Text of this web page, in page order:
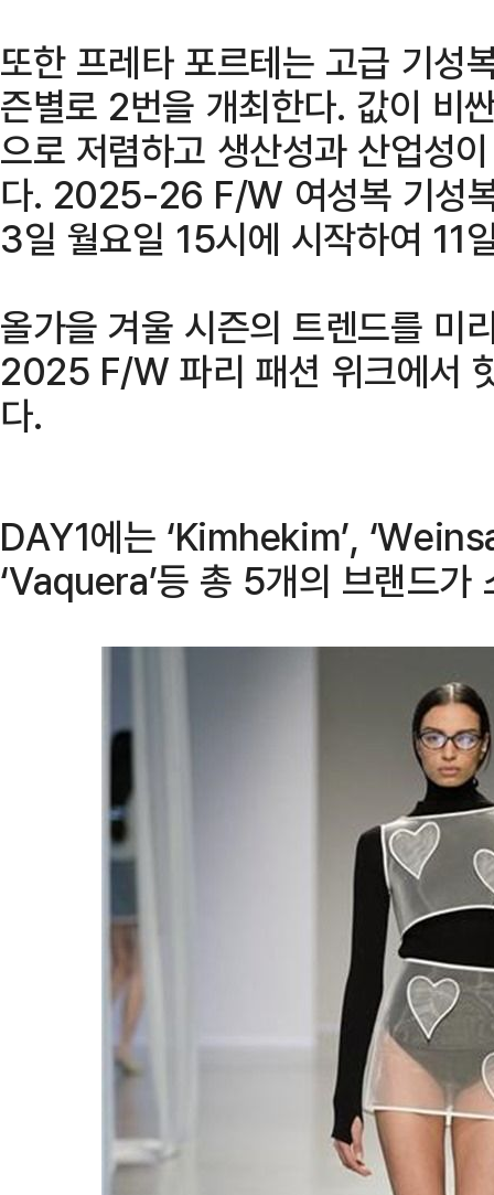
또한 프레타 포르테는 고급 기성
즌별로 2번을 개최한다. 값이 비
으로 저렴하고 생산성과 산업성
다. 2025-26 F/W 여성복 기성
3일 월요일 15시에 시작하여 11
올가을 겨울 시즌의 트렌드를 미
2025 F/W 파리 패션 위크에서
다.
DAY1에는 ‘Kimhekim’,
‘Vaquera’등 총 5개의 브랜드가